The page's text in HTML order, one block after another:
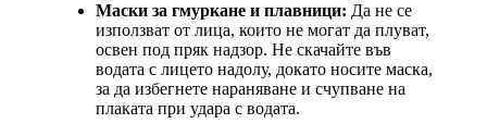
Маски за гмуркане и плавници: Да не се
използват от лица, които не могат да плуват,
освен под пряк надзор. Не скачайте във
водата с лицето надолу, докато носите маска,
за да избегнете нараняване и счупване на
плаката при удара с водата.